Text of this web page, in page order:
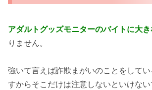
アダルトグッズモニターのバイトに大
りません。
強いて言えば詐欺まがいのことをして
すからそこだけは注意しないといけない